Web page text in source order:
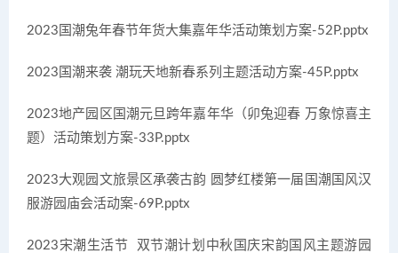
2023国潮兔年春节年货大集嘉年华活动策划方案-52P.pptx
2023国潮来袭 潮玩天地新春系列主题活动方案-45P.pptx
2023地产园区国潮元旦跨年嘉年华（卯兔迎春 万象惊喜主
题）活动策划方案-33P.pptx
2023大观园文旅景区承袭古韵 圆梦红楼第一届国潮国风汉
服游园庙会活动案-69P.pptx
2023宋潮生活节 双节潮计划中秋国庆宋韵国风主题游园